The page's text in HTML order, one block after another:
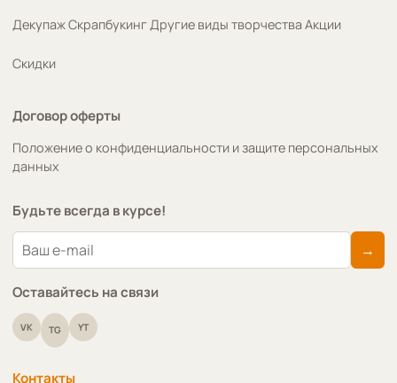
ДекупажСкрапбукинг Другие виды творчества Акции
Скидки
Договор оферты
Положение о конфиденциальности и защите персональных
данных
Будьте всегда в курсе!
→
Оставайтесь на связи
VK TG YT
Контакты